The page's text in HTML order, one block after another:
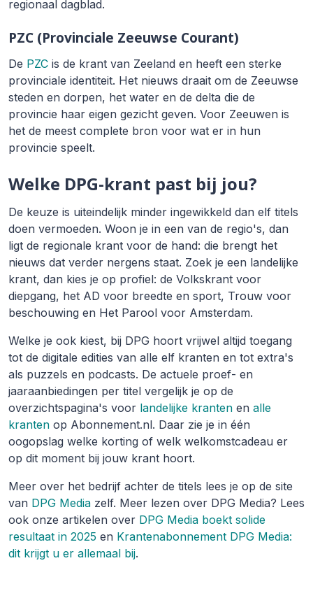
regionaal dagblad.
PZC (Provinciale Zeeuwse Courant)
De PZC is de krant van Zeeland en heeft een sterke
provinciale identiteit. Het nieuws draait om de Zeeuwse
steden en dorpen, het water en de delta die de
provincie haar eigen gezicht geven. Voor Zeeuwen is
het de meest complete bron voor wat er in hun
provincie speelt.
Welke DPG-krant past bij jou?
De keuze is uiteindelijk minder ingewikkeld dan elf titels
doen vermoeden. Woon je in een van de regio's, dan
ligt de regionale krant voor de hand: die brengt het
nieuws dat verder nergens staat. Zoek je een landelijke
krant, dan kies je op profiel: de Volkskrant voor
diepgang, het AD voor breedte en sport, Trouw voor
beschouwing en Het Parool voor Amsterdam.
Welke je ook kiest, bij DPG hoort vrijwel altijd toegang
tot de digitale edities van alle elf kranten en tot extra's
als puzzels en podcasts. De actuele proef- en
jaaraanbiedingen per titel vergelijk je op de
overzichtspagina's voor landelijke kranten en alle
kranten op Abonnement.nl. Daar zie je in één
oogopslag welke korting of welk welkomstcadeau er
op dit moment bij jouw krant hoort.
Meer over het bedrijf achter de titels lees je op de site
van DPG Media zelf. Meer lezen over DPG Media? Lees
ook onze artikelen over DPG Media boekt solide
resultaat in 2025 en Krantenabonnement DPG Media:
dit krijgt u er allemaal bij.